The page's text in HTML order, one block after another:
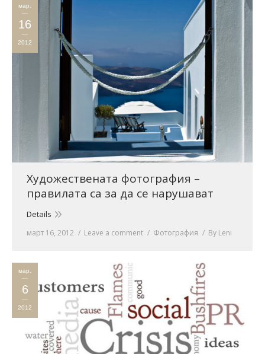
мар.
16
2012
Художествената фотография –
правилата са за да се нарушават
Details
март 16, 2012 Leave a comment Фотография By Leni
мар.
6
2012